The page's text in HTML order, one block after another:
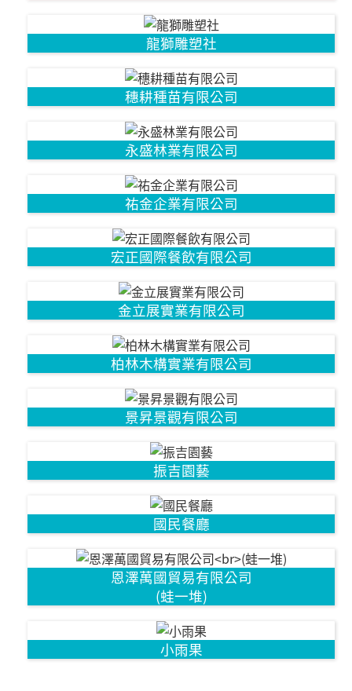
龍獅雕塑社
穗耕種苗有限公司
永盛林業有限公司
祐金企業有限公司
宏正國際餐飲有限公司
金立展實業有限公司
柏林木構實業有限公司
景昇景觀有限公司
振吉園藝
國民餐廳
恩澤萬國貿易有限公司
(蛙一堆)
小雨果